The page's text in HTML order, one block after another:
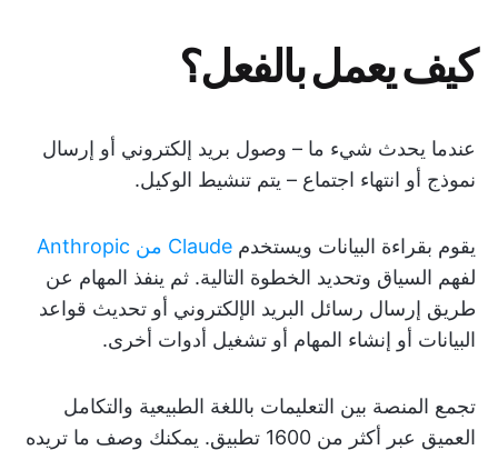
كيف يعمل بالفعل؟
عندما يحدث شيء ما – وصول بريد إلكتروني أو إرسال
نموذج أو انتهاء اجتماع – يتم تنشيط الوكيل.
يقوم بقراءة البيانات ويستخدم Claude من Anthropic
لفهم السياق وتحديد الخطوة التالية. ثم ينفذ المهام عن
طريق إرسال رسائل البريد الإلكتروني أو تحديث قواعد
البيانات أو إنشاء المهام أو تشغيل أدوات أخرى.
تجمع المنصة بين التعليمات باللغة الطبيعية والتكامل
العميق عبر أكثر من 1600 تطبيق. يمكنك وصف ما تريده